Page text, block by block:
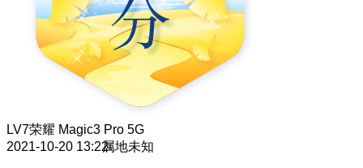
LV7荣耀 Magic3 Pro 5G
2021-10-20 13:22属地未知